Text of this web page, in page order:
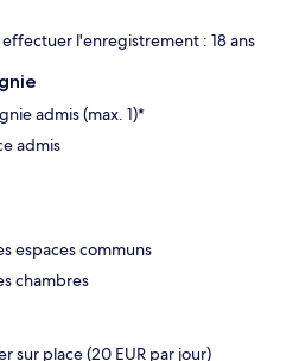
l'enregistrement : 18 ans
admis (max. 1)*
admis
espaces communs
chambres
sur place (20 EUR par jour)